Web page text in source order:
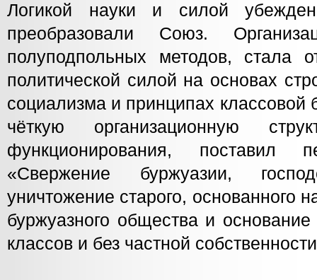
Логикой науки и силой
преобразовали Союз.
полуподпольных методов, стала
политической силой на основах
социализма и принципах
чёткую организационную
функционирования, поставил
«Свержение буржуазии,
уничтожение старого, основанного
буржуазного общества и
классов и без частной